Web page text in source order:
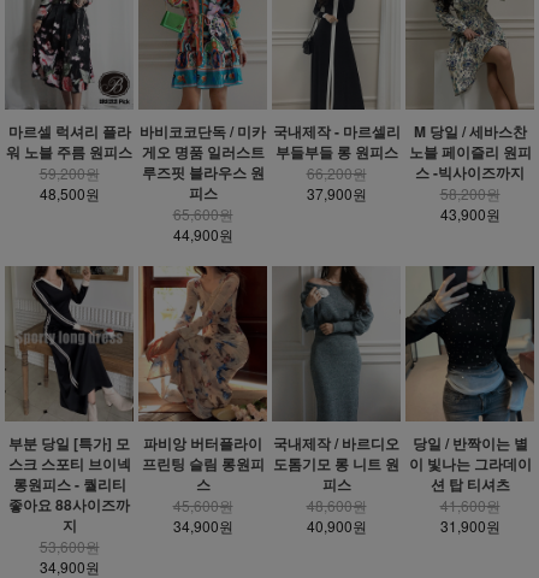
마르셀 럭셔리 플라
워 노블 주름 원피스
59,200원
48,500원
바비코코단독 / 미카
게오 명품 일러스트
루즈핏 블라우스 원
피스
65,600원
44,900원
국내제작 - 마르셀리
부들부들 롱 원피스
66,200원
37,900원
M 당일 / 세바스찬
노블 페이즐리 원피
스 -빅사이즈까지
58,200원
43,900원
부분 당일 [특가] 모
스크 스포티 브이넥
롱원피스 - 퀄리티
좋아요 88사이즈까
지
53,600원
34,900원
파비앙 버터플라이
프린팅 슬림 롱원피
스
45,600원
34,900원
국내제작 / 바르디오
도톰기모 롱 니트 원
피스
48,600원
40,900원
당일 / 반짝이는 별
이 빛나는 그라데이
션 탑 티셔츠
41,600원
31,900원